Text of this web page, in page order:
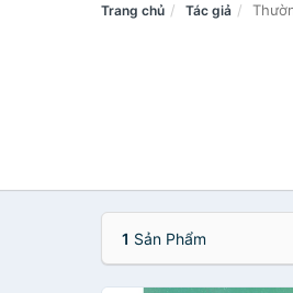
Trang chủ Tác giả
1 Sản Phẩm